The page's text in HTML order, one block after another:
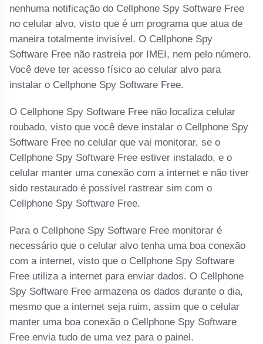
nenhuma notificação do Cellphone Spy Software Free
no celular alvo, visto que é um programa que atua de
maneira totalmente invisível. O Cellphone Spy
Software Free não rastreia por IMEI, nem pelo número.
Você deve ter acesso físico ao celular alvo para
instalar o Cellphone Spy Software Free.
O Cellphone Spy Software Free não localiza celular
roubado, visto que você deve instalar o Cellphone Spy
Software Free no celular que vai monitorar, se o
Cellphone Spy Software Free estiver instalado, e o
celular manter uma conexão com a internet e não tiver
sido restaurado é possível rastrear sim com o
Cellphone Spy Software Free.
Para o Cellphone Spy Software Free monitorar é
necessário que o celular alvo tenha uma boa conexão
com a internet, visto que o Cellphone Spy Software
Free utiliza a internet para enviar dados. O Cellphone
Spy Software Free armazena os dados durante o dia,
mesmo que a internet seja ruim, assim que o celular
manter uma boa conexão o Cellphone Spy Software
Free envia tudo de uma vez para o painel.